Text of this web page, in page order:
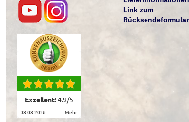
Exzellent:4.9/5
08.08.2026 mehr
Link zum
Rücksendeformular